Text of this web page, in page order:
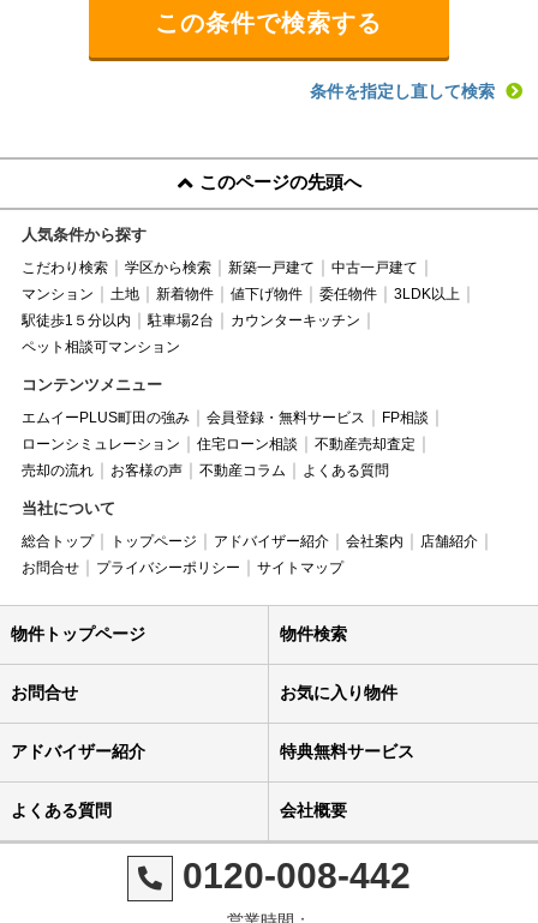
条件を指定し直して検索
このページの先頭へ
人気条件から探す
こだわり検索 学区から検索 新築一戸建て
中古一戸建て
マンション
土地 新着物件 値下げ物件 委任物件
3LDK以上
駅徒歩1５分以内
駐車場2台
カウンターキッチン
ペット相談可マンション
コンテンツメニュー
エムイーPLUS町田の強み 会員登録・無料サービス
FP相談
ローンシミュレーション
住宅ローン相談
不動産売却査定
売却の流れ
お客様の声 不動産コラム よくある質問
当社について
総合トップ トップページ アドバイザー紹介 会社案内
店舗紹介
お問合せ
プライバシーポリシー サイトマップ
物件トップページ 物件検索
お問合せ お気に入り物件
アドバイザー紹介 特典無料サービス
よくある質問 会社概要
0120-008-442